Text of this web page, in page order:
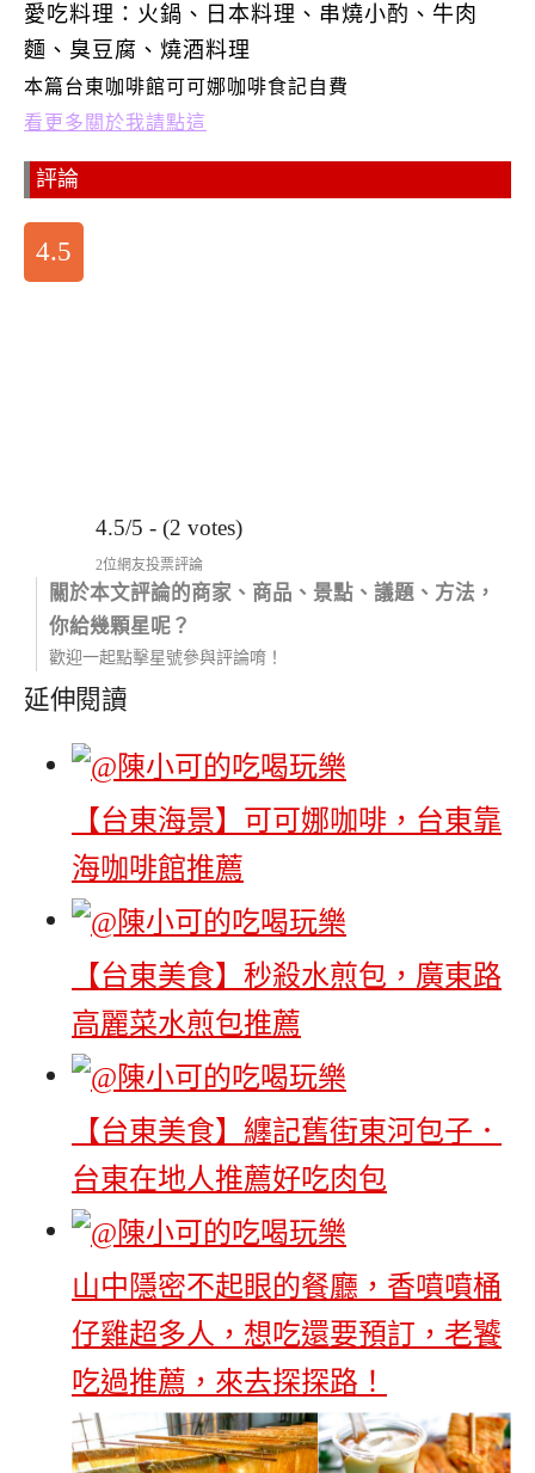
愛吃料理：火鍋、日本料理、串燒小酌、牛肉
麵、臭豆腐、燒酒料理
本篇台東咖啡館可可娜咖啡食記自費
看更多關於我請點這
評論
4.5
4.5/5 - (2 votes)
2位網友投票評論
關於本文評論的商家、商品、景點、議題、方法，
你給幾顆星呢？
歡迎一起點擊星號參與評論唷！
延伸閱讀
【台東海景】可可娜咖啡，台東靠
海咖啡館推薦
【台東美食】秒殺水煎包，廣東路
高麗菜水煎包推薦
【台東美食】纏記舊街東河包子．
台東在地人推薦好吃肉包
山中隱密不起眼的餐廳，香噴噴桶
仔雞超多人，想吃還要預訂，老饕
吃過推薦，來去探探路！